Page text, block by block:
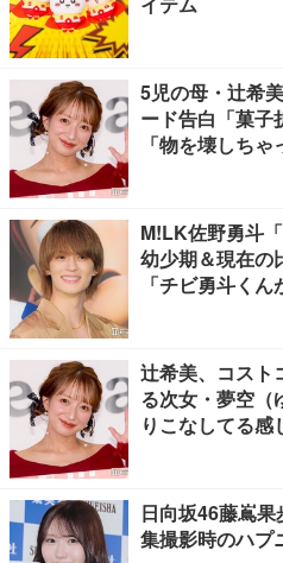
5児の母・辻希
ード告白「菓子
「物を壊しちゃ
M!LK佐野勇斗
幼少期＆現在の
「チビ勇斗く
辻希美、コスト
る次女・夢空（
りこなしてる感
日向坂46藤嶌
集撮影時のハプ